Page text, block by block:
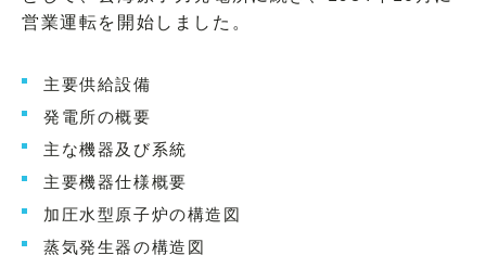
営業運転を開始しました。
主要供給設備
発電所の概要
主な機器及び系統
主要機器仕様概要
加圧水型原子炉の構造図
蒸気発生器の構造図